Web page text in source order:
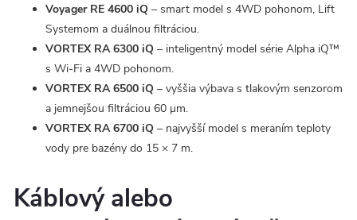
Voyager RE 4600 iQ – smart model s 4WD pohonom, Lift
Systemom a duálnou filtráciou.
VORTEX RA 6300 iQ – inteligentný model série Alpha iQ™
s Wi-Fi a 4WD pohonom.
VORTEX RA 6500 iQ – vyššia výbava s tlakovým senzorom
a jemnejšou filtráciou 60 μm.
VORTEX RA 6700 iQ – najvyšší model s meraním teploty
vody pre bazény do 15 × 7 m.
Káblový alebo